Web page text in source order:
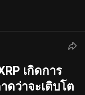
เกิดการ
ดว่าจะเติบโต